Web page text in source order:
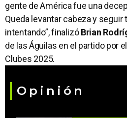
gente de América fue una
Queda levantar cabeza y seguir
intentando”, finalizóBrian
de las Águilas en el partido por
Clubes 2025.
Opinión